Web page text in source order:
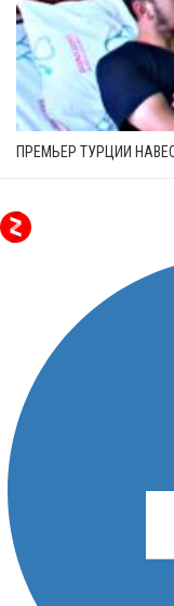
ПРЕМЬЕР ТУРЦИИ